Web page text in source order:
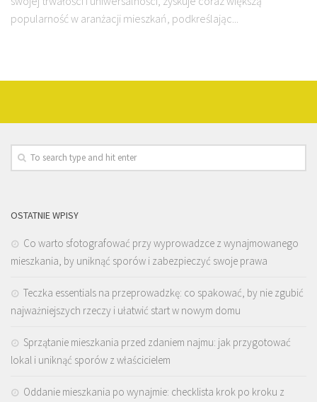
popularność w aranżacji mieszkań, podkreślając...
OSTATNIE WPISY
Co warto sfotografować przy wyprowadzce z wynajmowanego
mieszkania, by uniknąć sporów i zabezpieczyć swoje prawa
Teczka essentials na przeprowadzkę: co spakować, by nie zgubić
najważniejszych rzeczy i ułatwić start w nowym domu
Sprzątanie mieszkania przed zdaniem najmu: jak przygotować
lokal i uniknąć sporów z właścicielem
Oddanie mieszkania po wynajmie: checklista krok po kroku z